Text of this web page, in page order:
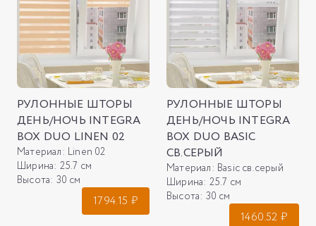
РУЛОННЫЕ ШТОРЫ
ДЕНЬ/НОЧЬ INTEGRA
BOX DUO LINEN 02
Материал: Linen 02
Ширина: 25.7 см
Высота: 30 см
1794.15 ₽
РУЛОННЫЕ ШТОРЫ
ДЕНЬ/НОЧЬ INTEGRA
BOX DUO BASIC
СВ.СЕРЫЙ
Материал: Basic св.серый
Ширина: 25.7 см
Высота: 30 см
1460.52 ₽